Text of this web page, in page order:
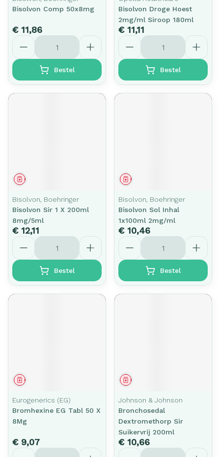
Bisolvon Comp 50x8mg
€ 11,86
Aantal
Bestel
Bisolvon Droge Hoest
2mg/ml Siroop 180ml
€ 11,11
Aantal
Bestel
Geneesmiddel
Bisolvon, Boehringer
Bisolvon Sir 1 X 200ml
8mg/5ml
€ 12,11
Aantal
Bestel
Geneesmiddel
Bisolvon, Boehringer
Bisolvon Sol Inhal
1x100ml 2mg/ml
€ 10,46
Aantal
Bestel
Geneesmiddel
Eurogenerics (EG)
Bromhexine EG Tabl 50 X
8Mg
€ 9,07
Aantal
Geneesmiddel
Johnson & Johnson
Bronchosedal
Dextromethorp Sir
Suikervrij 200ml
€ 10,66
Aantal